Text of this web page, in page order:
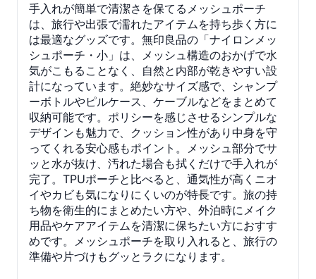
手入れが簡単で清潔さを保てるメッシュポーチ
は、旅行や出張で濡れたアイテムを持ち歩く方に
は最適なグッズです。無印良品の「ナイロンメッ
シュポーチ・小」は、メッシュ構造のおかげで水
気がこもることなく、自然と内部が乾きやすい設
計になっています。絶妙なサイズ感で、シャンプ
ーボトルやピルケース、ケーブルなどをまとめて
収納可能です。ポリシーを感じさせるシンプルな
デザインも魅力で、クッション性があり中身を守
ってくれる安心感もポイント。メッシュ部分でサ
ッと水が抜け、汚れた場合も拭くだけで手入れが
完了。TPUポーチと比べると、通気性が高くニオ
イやカビも気になりにくいのが特長です。旅の持
ち物を衛生的にまとめたい方や、外泊時にメイク
用品やケアアイテムを清潔に保ちたい方におすす
めです。メッシュポーチを取り入れると、旅行の
準備や片づけもグッとラクになります。